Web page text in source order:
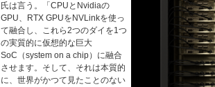
氏は言う。「CPUとNvidiaの
GPU、RTX GPUをNVLinkを使っ
て融合し、これら2つのダイを1つ
の実質的に仮想的な巨大
SoC（system on a chip）に融合
させます。そして、それは本質的
に、世界がかつて見たことのない